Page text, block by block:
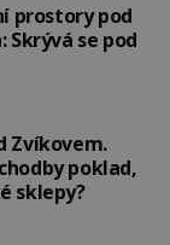
prostory pod
Skrývá se pod
Zvíkovem.
poklad,
sklepy?